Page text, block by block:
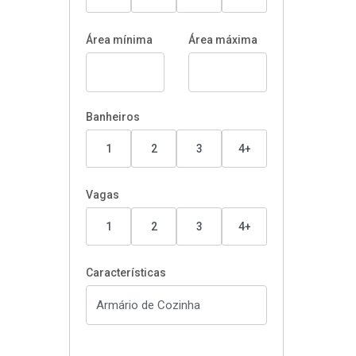
Área mínima Área máxima
Banheiros
1 2 3 4+
Vagas
1 2 3 4+
Características